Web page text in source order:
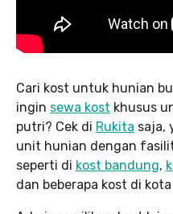
Cari kost untuk hunian
ingin sewa kost khusus
putri? Cek di Rukita saja,
unit hunian dengan
seperti di kost bandung,
dan beberapa kost di